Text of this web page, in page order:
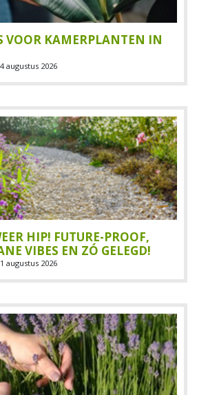
VOOR KAMERPLANTEN IN
4 augustus 2026
HIP! FUTURE-PROOF,
VIBES EN ZÓ GELEGD!
1 augustus 2026